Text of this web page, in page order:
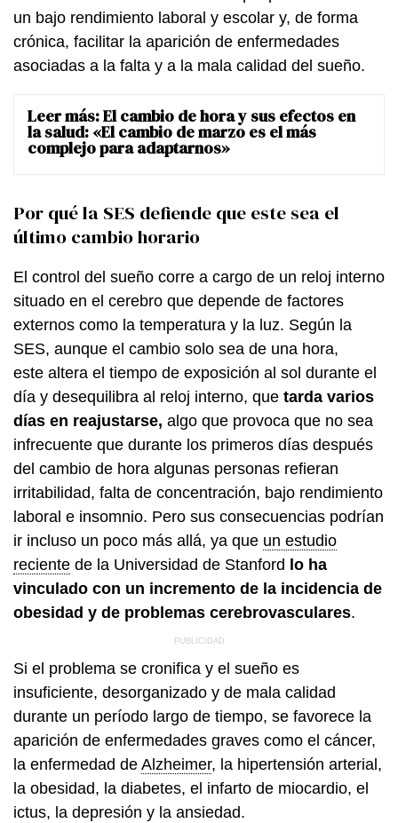
un bajo rendimiento laboral y escolar y, de forma
crónica, facilitar la aparición de enfermedades
asociadas a la falta y a la mala calidad del sueño.
Leer más:El cambio de hora y sus efectos en
la salud: «El cambio de marzo es el más
complejo para adaptarnos»
Por qué la SES defiende que este sea el
último cambio horario
El control del sueño corre a cargo de un reloj interno
situado en el cerebro que depende de factores
externos como la temperatura y la luz. Según la
SES, aunque el cambio solo sea de una hora,
este altera el tiempo de exposición al sol durante el
día y desequilibra al reloj interno, que tarda varios
días en reajustarse, algo que provoca que no sea
infrecuente que durante los primeros días después
del cambio de hora algunas personas refieran
irritabilidad, falta de concentración, bajo rendimiento
laboral e insomnio. Pero sus consecuencias podrían
ir incluso un poco más allá, ya que un estudio
reciente de la Universidad de Stanford lo ha
vinculado con un incremento de la incidencia de
obesidad y de problemas cerebrovasculares.
Si el problema se cronifica y el sueño es
insuficiente, desorganizado y de mala calidad
durante un período largo de tiempo, se favorece la
aparición de enfermedades graves como el cáncer,
la enfermedad de Alzheimer, la hipertensión arterial,
la obesidad, la diabetes, el infarto de miocardio, el
ictus, la depresión y la ansiedad.